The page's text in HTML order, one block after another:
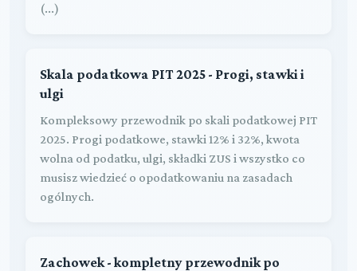
(...)
Skala podatkowa PIT 2025 - Progi, stawki i
ulgi
Kompleksowy przewodnik po skali podatkowej PIT
2025. Progi podatkowe, stawki 12% i 32%, kwota
wolna od podatku, ulgi, składki ZUS i wszystko co
musisz wiedzieć o opodatkowaniu na zasadach
ogólnych.
Zachowek - kompletny przewodnik po